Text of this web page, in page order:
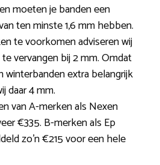
moeten je banden een
ten minste 1,6 mm hebben.
te voorkomen adviseren wij
vervangen bij 2 mm. Omdat
winterbanden extra belangrijk
daar 4 mm.
van A-merken als Nexen
€335. B-merken als Ep
zo’n €215 voor een hele